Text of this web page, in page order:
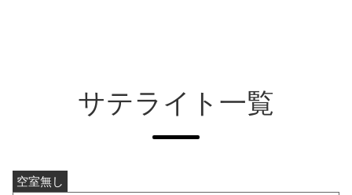
サテライト一覧
空室無し